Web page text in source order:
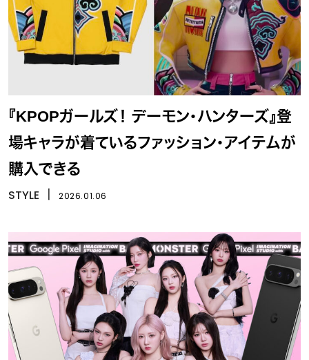
『KPOPガールズ！ デーモン・ハンターズ』登
場キャラが着ているファッション・アイテムが
購入できる
STYLE 2026.01.06